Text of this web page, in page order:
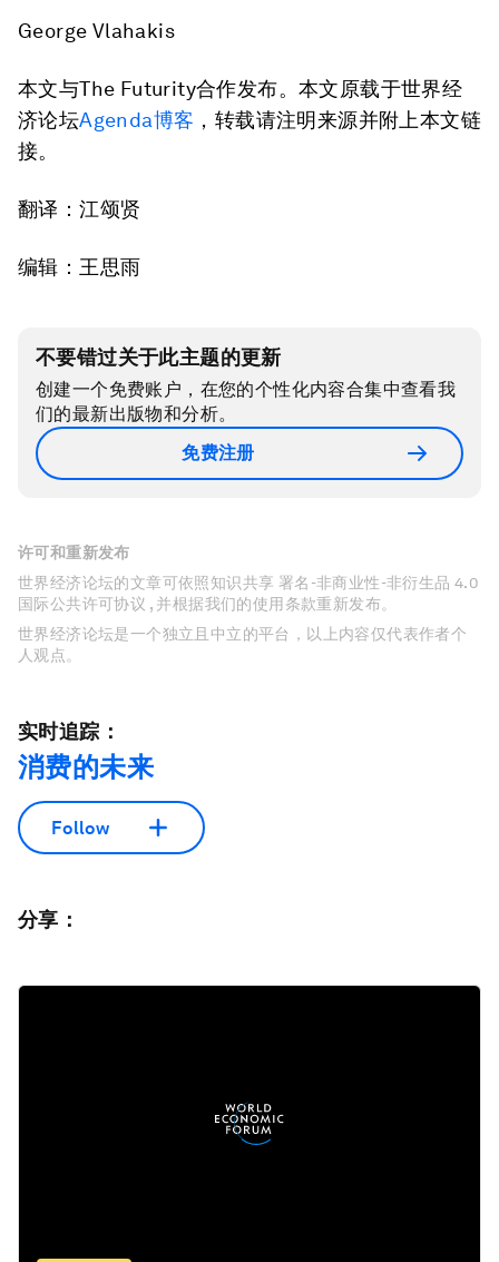
George Vlahakis
本文与The Futurity合作发布。本文原载于世界经
济论坛Agenda博客 ，转载请注明来源并附上本文链
接。
翻译：江颂贤
编辑：王思雨
不要错过关于此主题的更新
创建一个免费账户，在您的个性化内容合集中查看我
们的最新出版物和分析。
免费注册
许可和重新发布
世界经济论坛的文章可依照知识共享 署名-非商业性-非衍生品 4.0
国际公共许可协议 , 并根据我们的使用条款重新发布。
世界经济论坛是一个独立且中立的平台，以上内容仅代表作者个
人观点。
实时追踪：
消费的未来
Follow
分享：